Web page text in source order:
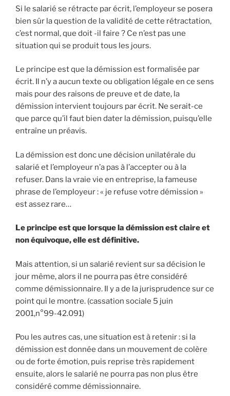
Si le salarié se rétracte par écrit, l’employeur se posera
bien sûr la question de la validité de cette rétractation,
c’est normal, que doit -il faire ? Ce n’est pas une
situation qui se produit tous les jours.
Le principe est que la démission est formalisée par
écrit. Il n’y a aucun texte ou obligation légale en ce sens
mais pour des raisons de preuve et de date, la
démission intervient toujours par écrit. Ne serait-ce
que parce qu’il faut bien dater la démission, puisqu’elle
entraîne un préavis.
La démission est donc une décision unilatérale du
salarié et l’employeur n’a pas à l’accepter ou à la
refuser. Dans la vraie vie en entreprise, la fameuse
phrase de l’employeur : « je refuse votre démission »
est assez rare…
Le principe est que lorsque la démission est claire et
non équivoque, elle est définitive.
Mais attention, si un salarié revient sur sa décision le
jour même, alors il ne pourra pas être considéré
comme démissionnaire. Il y a de la jurisprudence sur ce
point qui le montre. (cassation sociale 5 juin
2001,n°99-42.091)
Pou les autres cas, une situation est à retenir : si la
démission est donnée dans un mouvement de colère
ou de forte émotion, puis reprise très rapidement
ensuite, alors le salarié ne pourra pas non plus être
considéré comme démissionnaire.